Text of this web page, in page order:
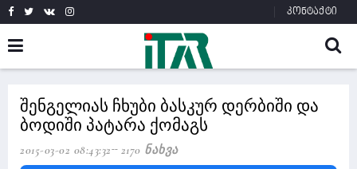
კონტაქტი
შენგელიას ჩხუბი ბასკურ დერბიში და
ბოდიში პატარა ქომაგს
2015-03-02 08:43:32 2170 Ნახვა